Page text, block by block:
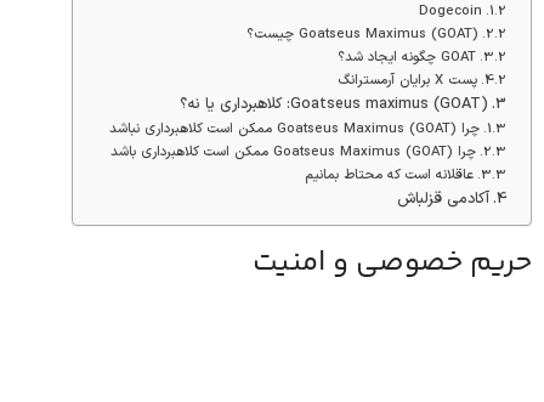
Dogecoin
Goatseus Maximus (GOAT) چیست؟
GOAT چگونه ایجاد شد؟
پست X برایان آرمسترانگ
Goatseus maximus (GOAT): کلاهبرداری یا نه؟
چرا Goatseus Maximus (GOAT) ممکن است کلاهبرداری نباشد
چرا Goatseus Maximus (GOAT) ممکن است کلاهبرداری باشد
عاقلانه است که محتاط بمانیم
آکادمی قزلباش
حریم خصوصی و امنیت